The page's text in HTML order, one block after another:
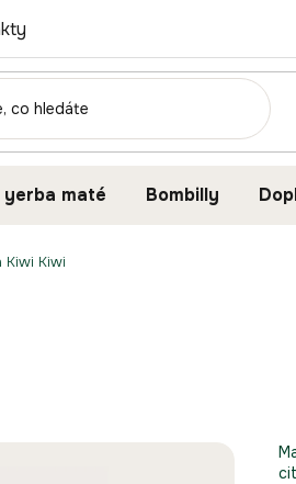
yerba maté Bombilly
Kiwi Kiwi